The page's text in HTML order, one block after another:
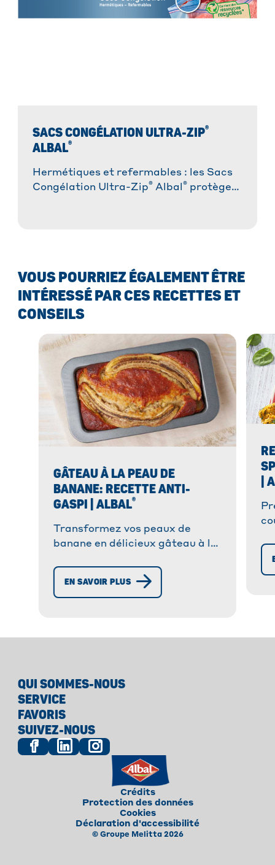
SACS CONGÉLATION ULTRA-ZIP®
ALBAL®
Hermétiques et refermables : les Sacs
Congélation Ultra-Zip® Albal ® protègent
VOUS POURRIEZ ÉGALEMENT ÊTRE
INTÉRESSÉ PAR CES RECETTES ET
CONSEILS
GÂTEAU À LA PEAU DE
BANANE: RECETTE ANTI-
GASPI | ALBAL®
Transformez vos peaux de
banane en délicieux gâteau à la
simple, gourmande et zéro
déchet à découvrir !
EN SAVOIR PLUS
|
QUI SOMMES-NOUS
SERVICE
FAVORIS
SUIVEZ-NOUS
© Groupe Melitta 2026
Crédits
Protection des données
Cookies
Déclaration d'accessibilité